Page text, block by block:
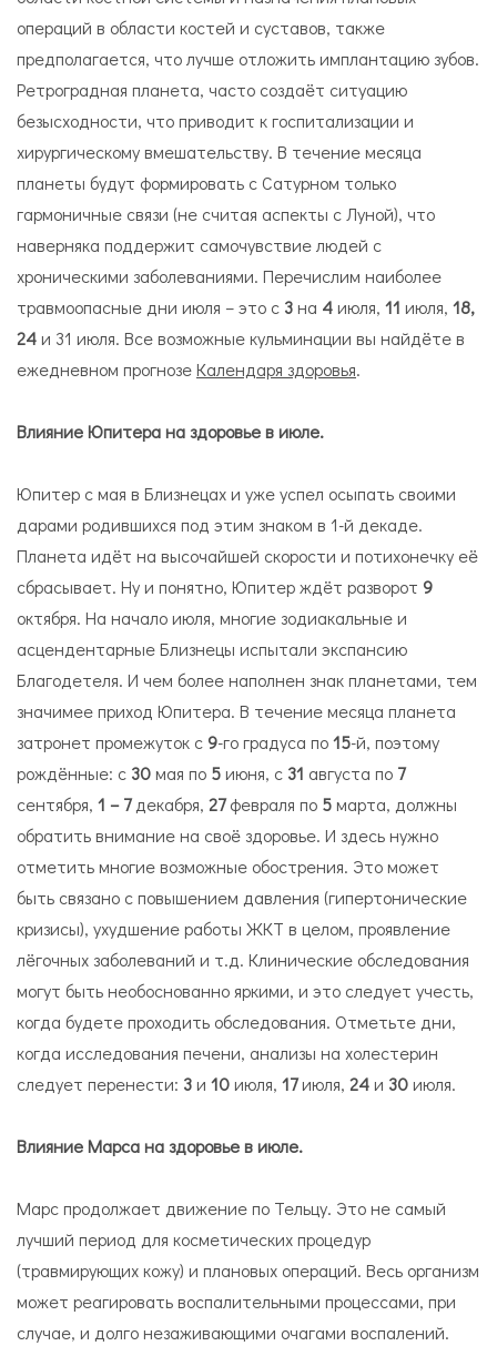
операций в области костей и суставов, также
предполагается, что лучше отложить имплантацию зубов.
Ретроградная планета, часто создаёт ситуацию
безысходности, что приводит к госпитализации и
хирургическому вмешательству. В течение месяца
планеты будут формировать с Сатурном только
гармоничные связи (не считая аспекты с Луной), что
наверняка поддержит самочувствие людей с
хроническими заболеваниями. Перечислим наиболее
травмоопасные дни июля – это с 3на 4июля, 11 июля, 18,
24и 31 июля. Все возможные кульминации вы найдёте в
ежедневном прогнозеКалендаря здоровья.
Влияние Юпитера на здоровье в июле.
Юпитер с мая в Близнецах и уже успел осыпать своими
дарами родившихся под этим знаком в 1-й декаде.
Планета идёт на высочайшей скорости и потихонечку её
сбрасывает. Ну и понятно, Юпитер ждёт разворот 9
октября. На начало июля, многие зодиакальные и
асцендентарные Близнецы испытали экспансию
Благодетеля. И чем более наполнен знак планетами, тем
значимее приход Юпитера. В течение месяца планета
затронет промежуток с 9-го градуса по15-й, поэтому
рождённые: с 30мая по 5июня, с 31 августа по 7
сентября, 1 – 7декабря, 27февраля по 5марта, должны
обратить внимание на своё здоровье. И здесь нужно
отметить многие возможные обострения. Это может
быть связано с повышением давления (гипертонические
кризисы), ухудшение работы ЖКТ в целом, проявление
лёгочных заболеваний и т.д. Клинические обследования
могут быть необоснованно яркими, и это следует учесть,
когда будете проходить обследования. Отметьте дни,
когда исследования печени, анализы на холестерин
следует перенести: 3и 10июля, 17июля, 24и 30июля.
Влияние Марса на здоровье в июле.
Марс продолжает движение по Тельцу. Это не самый
лучший период для косметических процедур
(травмирующих кожу) и плановых операций. Весь организм
может реагировать воспалительными процессами, при
случае, и долго незаживающими очагами воспалений.